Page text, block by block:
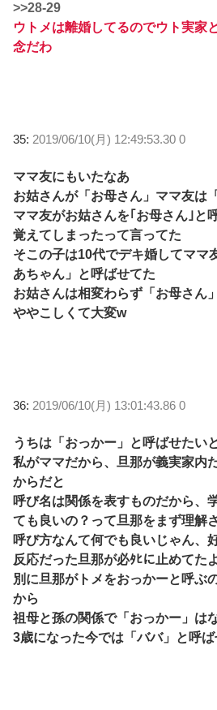
>>28-29
ウトメは離婚してるのでウト実家
念だわ
35: 2019/06/10(月) 12:49:53.30 0
ママ友にもいたなあ
お姑さんが「お母さん」ママ友は
ママ友がお姑さんを｢お母さん｣と
覚えてしまったって言ってた
そこの子は10代でデキ婚してママ
あちゃん」と呼ばせてた
お姑さんは相変わらず「お母さん」
ややこしくて大変w
36: 2019/06/10(月) 13:01:43.86 0
うちは「おっかー」と呼ばせたい
私がママだから、旦那が義実家内
からだと
呼び名は関係を表すものだから、
ても良いの？って旦那をまず理解
呼び方なんて何でも良いじゃん、
反応だった旦那が必ﾀﾋに止めてたよ
別に旦那がトメをおっかーと呼ぶ
から
祖母と孫の関係で「おっかー」は
3歳になった今では「ババ」と呼ば